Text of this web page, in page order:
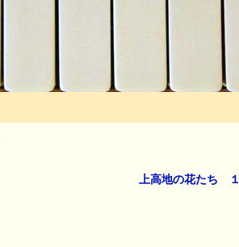
上高地の花たち １